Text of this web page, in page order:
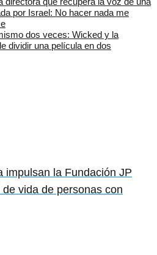
por Israel: No hacer nada me
dos veces: Wicked y la
dividir una película en dos
impulsan la Fundación JP
vida de personas con